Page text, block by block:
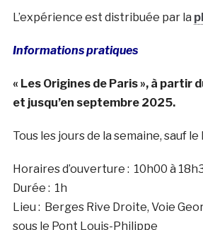
L’expérience est distribuée par la
Informations pratiques
« Les Origines de Paris », à partir
et jusqu’en septembre 2025.
Tous les jours de la semaine, sauf
Horaires d’ouverture : 10h00 à
Durée : 1h
Lieu : Berges Rive Droite, Voie
sous le Pont Louis-Philippe